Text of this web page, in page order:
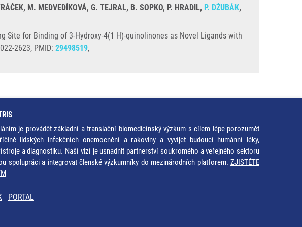
M. MEDVEDÍKOVÁ, G. TEJRAL, B. SOPKO, P. HRADIL, P. DŽUBÁK,
Site for Binding of 3-Hydroxy-4(1 H)-quinolinones as Novel Ligands with
2623, PMID: 29498519,
je provádět základní a translační biomedicínský výzkum s cílem lépe porozumět
lidských infekčních onemocnění a rakoviny a vyvíjet budoucí humánní léky,
a diagnostiku. Naší vizí je usnadnit partnerství soukromého a veřejného sektoru
spolupráci a integrovat členské výzkumníky do mezinárodních platforem. ZJISTĚTE
PORTAL